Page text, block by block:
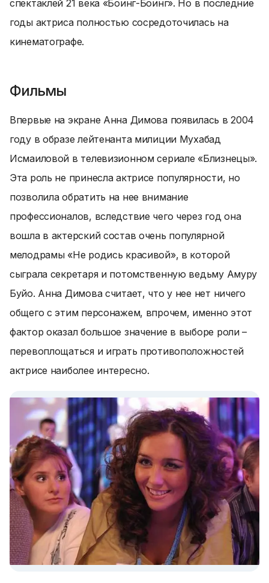
спектаклей 21 века «Боинг-Боинг». Но в последние
годы актриса полностью сосредоточилась на
кинематографе.
Фильмы
Впервые на экране Анна Димова появилась в 2004
году в образе лейтенанта милиции Мухабад
Исмаиловой в телевизионном сериале «Близнецы».
Эта роль не принесла актрисе популярности, но
позволила обратить на нее внимание
профессионалов, вследствие чего через год она
вошла в актерский состав очень популярной
мелодрамы «Не родись красивой», в которой
сыграла секретаря и потомственную ведьму Амуру
Буйо. Анна Димова считает, что у нее нет ничего
общего с этим персонажем, впрочем, именно этот
фактор оказал большое значение в выборе роли –
перевоплощаться и играть противоположностей
актрисе наиболее интересно.